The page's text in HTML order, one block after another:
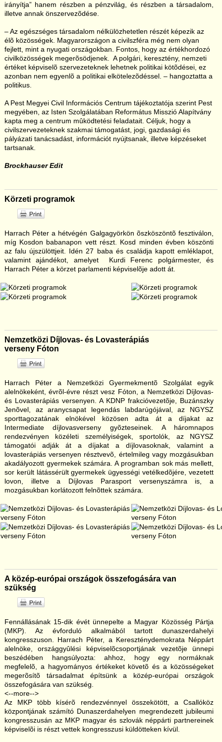
irányítja” hanem részben a pénzvilág, és részben a társadalom,
illetve annak önszervezõdése.
– Az egészséges társadalom nélkülözhetetlen részét képezik az
élõ közösségek. Magyarországon a civilszféra még nem olyan
fejlett, mint a nyugati országokban. Fontos, hogy az értékhordozó
civilközösségek megerõsödjenek. A polgári, keresztény, nemzeti
értéket képviselõ szervezeteknek lehetnek politikai kötõdései, ez
azonban nem egyenlõ a politikai elkötelezõdéssel. – hangoztatta a
politikus.
A Pest Megyei Civil Információs Centrum tájékoztatója szerint Pest
megyében, az Isten Szolgálatában Református Misszió Alapítvány
kapta meg a centrum mûködtetési feladatait. Céljuk, hogy a
civilszervezeteknek szakmai támogatást, jogi, gazdasági és
pályázati tanácsadást, információt nyújtsanak, illetve képzéseket
tartsanak.
Brockhauser Edit
Körzeti programok
Harrach Péter a hétvégén Galgagyörkön õszköszöntõ fesztiválon,
míg Kosdon babanapon vett részt. Kosd minden évben köszönti
az falu újszülöttjeit. Idén 27 baba és családja kapott emléklapot,
valamint ajándékot, amelyet Kurdi Ferenc polgármester, és
Harrach Péter a körzet parlamenti képviselõje adott át.
Nemzetközi Díjlovas- és Lovasterápiás
verseny Fóton
Harrach Péter a Nemzetközi Gyermekmentõ Szolgálat egyik
alelnökeként, évrõl-évre részt vesz Fóton, a Nemzetközi Díjlovas-
és Lovasterápiás versenyen. A KDNP frakcióvezetõje, Buzánszky
Jenõvel, az aranycsapat legendás labdarúgójával, az NGYSZ
sporttagozatának elnökével közösen adta át a díjakat az
Intermediate díjlovasverseny gyõzteseinek. A háromnapos
rendezvényen közéleti személyiségek, sportolók, az NGYSZ
támogatói adják át a díjakat a díjlovasoknak, valamint a
lovasterápiás versenyen résztvevõ, értelmileg vagy mozgásukban
akadályozott gyermekek számára. A programban sok más mellett,
sor került látássérült gyermekek ügyességi vetélkedõjére, vezetett
lovon, illetve a Díjlovas Parasport versenyszámra is, a
mozgásukban korlátozott felnõttek számára.
A közép-európai országok összefogására van
szükség
Fennállásának 15-dik évét ünnepelte a Magyar Közösség Pártja
(MKP). Az évforduló alkalmából tartott dunaszerdahelyi
kongresszuson. Harrach Péter, a Kereszténydemokrata Néppárt
alelnöke, országgyûlési képviselõcsoportjának vezetõje ünnepi
beszédében hangsúlyozta: ahhoz, hogy egy normáknak
megfelelõ, a hagyományos értékeket követõ és a közösségeket
megerõsítõ társadalmat építsünk a közép-európai országok
összefogására van szükség.
<--more-->
Az MKP több kísérõ rendezvénnyel összekötött, a Csallóköz
központjának számító Dunaszerdahelyen megrendezett jubileumi
kongresszusán az MKP magyar és szlovák néppárti partnereinek
képviselõi is részt vettek kongresszusi küldötteken kívül.